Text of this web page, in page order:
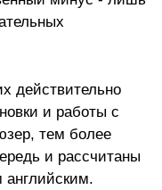
действительно
и работы с
тем более
и рассчитаны
английским.